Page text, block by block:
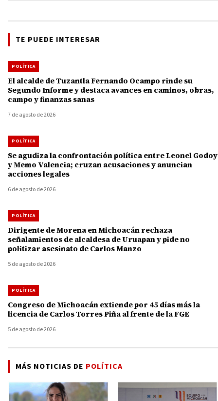
TE PUEDE INTERESAR
POLÍTICA
El alcalde de Tuzantla Fernando Ocampo rinde su
Segundo Informe y destaca avances en caminos, obras,
campo y finanzas sanas
7 de agosto de 2026
POLÍTICA
Se agudiza la confrontación política entre Leonel Godoy
y Memo Valencia; cruzan acusaciones y anuncian
acciones legales
6 de agosto de 2026
POLÍTICA
Dirigente de Morena en Michoacán rechaza
señalamientos de alcaldesa de Uruapan y pide no
politizar asesinato de Carlos Manzo
5 de agosto de 2026
POLÍTICA
Congreso de Michoacán extiende por 45 días más la
licencia de Carlos Torres Piña al frente de la FGE
5 de agosto de 2026
MÁS NOTICIAS DE POLÍTICA